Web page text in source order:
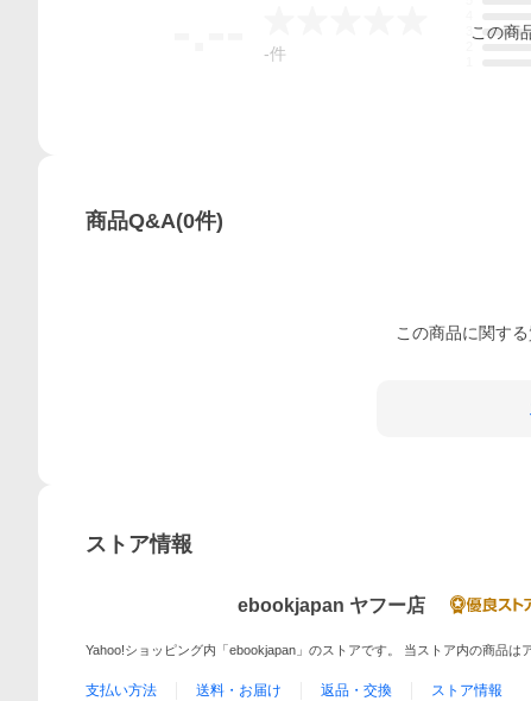
-件
この商
商品Q&A(0件)
この商品に関す
ストア情報
ebookjapan ヤフー店
Yahoo!ショッピング内「ebookjapan」のストアです。 当ストア内の商品は
支払い方法 送料・お届け 返品・交換 ストア情報